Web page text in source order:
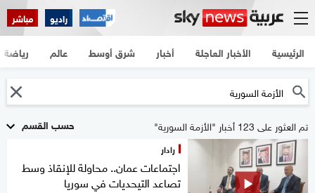
راديو مباشر
الرئيسية الأخبار العاجلة أخبار شرق أوسط عالم رياضة
حسب القسم تم العثور على 123 أخبار "الأزمة السورية"
رادار
اجتماعات عمان.. محاولة للإنقاذ وسط
تصاعد التيحديات في سوريا